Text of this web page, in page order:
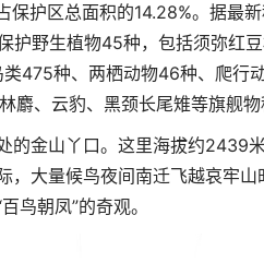
保护区总面积的14.28%。据最
野生植物45种，包括须弥红
475种、两栖动物46种、爬行
、云豹、黑颈长尾雉等旗舰物
的金山丫口。这里海拔约2439
，大量候鸟夜间南迁飞越哀牢
鸟朝凤”的奇观。